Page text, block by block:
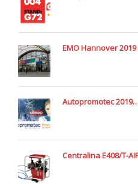
EMO Hannover 2019
Autopromotec
Centralina E408/T-